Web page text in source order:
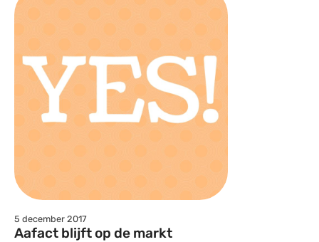
5 december 2017
Aafact blijft op de markt